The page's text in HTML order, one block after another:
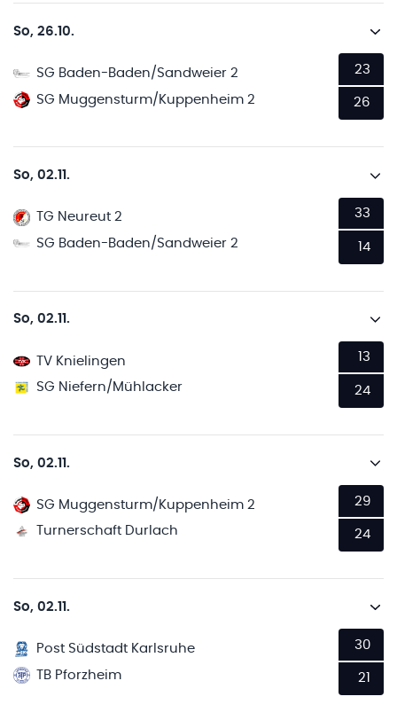
So, 26.10.
SG Baden-Baden/Sandweier 2
SG Muggensturm/Kuppenheim 2
23
26
So, 02.11.
TG Neureut 2
SG Baden-Baden/Sandweier 2
33
14
So, 02.11.
TV Knielingen
SG Niefern/Mühlacker
13
24
So, 02.11.
SG Muggensturm/Kuppenheim 2
Turnerschaft Durlach
29
24
So, 02.11.
Post Südstadt Karlsruhe
TB Pforzheim
30
21